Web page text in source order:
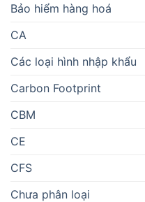
Bảo hiểm hàng hoá
CA
Các loại hình nhập khẩu
Carbon Footprint
CBM
CE
CFS
Chưa phân loại